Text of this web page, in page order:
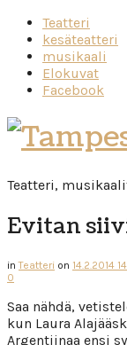
Teatteri
kesäteatteri
musikaali
Elokuvat
Facebook
Teatro
Teatteri,
Evitan
inTeatteri on 14.2.2014
0
Saa nähdä,
kun Laura
Argentiinaa ensi